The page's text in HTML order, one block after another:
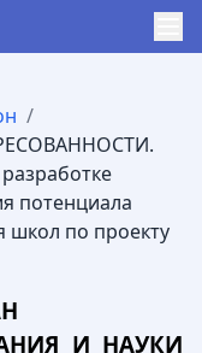
/
потенциала
школ по проекту
И НАУКИ